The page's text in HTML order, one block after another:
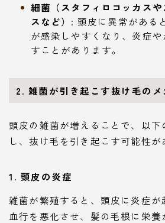
細菌（スタフィロコッカス
スなど） : 頭皮に異常がある
が感染しやすくなり、炎症
すことがあります。
2. 雑菌が引き起こす抜け毛のメ
頭皮の雑菌が増えることで、以下
し、抜け毛を引き起こす可能性が
1. 頭皮の炎症
雑菌が繁殖すると、頭皮に炎症が
血行を悪化させ、髪の毛根に栄養